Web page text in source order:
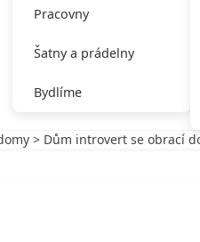
Pracovny
Šatny a prádelny
Bydlíme
> Dům introvert se obrací